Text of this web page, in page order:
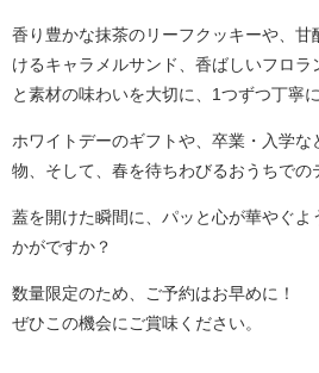
香り豊かな抹茶のリーフクッキーや、甘
けるキャラメルサンド、香ばしいフロラ
と素材の味わいを大切に、1つずつ丁寧
ホワイトデーのギフトや、卒業・入学な
物、そして、春を待ちわびるおうちでの
蓋を開けた瞬間に、パッと心が華やぐ
かがですか？
数量限定のため、ご予約はお早めに！
ぜひこの機会にご賞味ください。